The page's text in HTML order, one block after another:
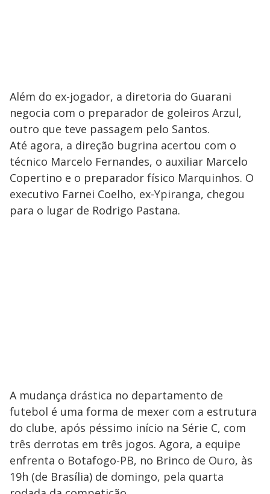
Além do ex-jogador, a diretoria do Guarani
negocia com o preparador de goleiros Arzul,
outro que teve passagem pelo Santos.
Até agora, a direção bugrina acertou com o
técnico Marcelo Fernandes, o auxiliar Marcelo
Copertino e o preparador físico Marquinhos. O
executivo Farnei Coelho, ex-Ypiranga, chegou
para o lugar de Rodrigo Pastana.
A mudança drástica no departamento de
futebol é uma forma de mexer com a estrutura
do clube, após péssimo início na Série C, com
três derrotas em três jogos. Agora, a equipe
enfrenta o Botafogo-PB, no Brinco de Ouro, às
19h (de Brasília) de domingo, pela quarta